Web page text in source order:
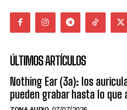
ÚLTIMOS ARTÍCULOS
Nothing Ear (3a): los
pueden grabar hasta lo que